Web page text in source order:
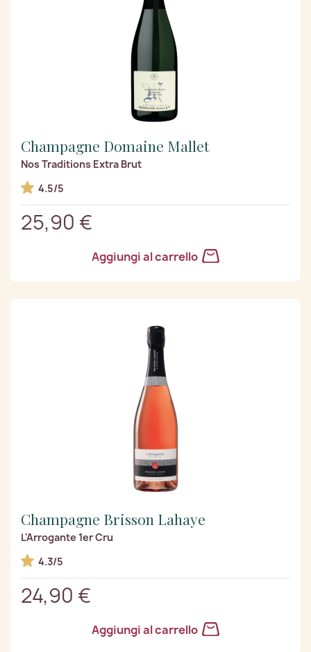
Champagne Domaine Mallet
Nos Traditions Extra Brut
4.5/5
25,90 €
Aggiungi al carrello
Champagne Brisson Lahaye
L'Arrogante 1er Cru
4.3/5
24,90 €
Aggiungi al carrello